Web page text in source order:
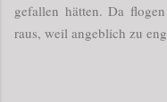
gefallen hätten. Da
raus, weil angeblich zu